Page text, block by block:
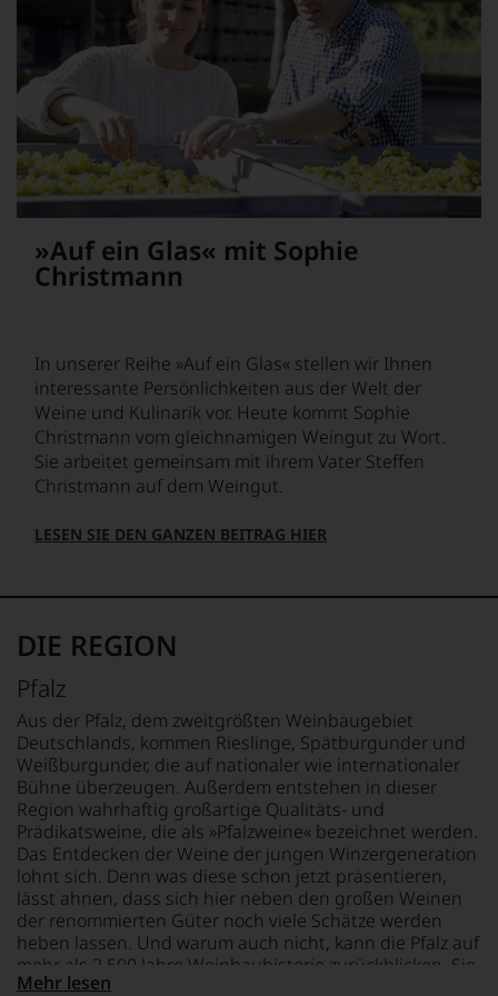
Einschätzungen
einzelner
Kritiker
verlassen
zu
müssen?
Unsere
Bewertungen
spiegeln
das
Ergebnis
unserer
Expertenrunde
Sie
auch
unsere
untenstehenden
Erläuterungen,
dann
wissen
dank
stets,
für
Wein
hier
genießen
können.
Natürlich
müssen
Sie
in
Zukunft
auf
R.
Parker
&
»Auf ein Glas« mit Sophie
Christmann
In unserer Reihe »Auf ein Glas« stellen wir Ihnen
interessante Persönlichkeiten aus der Welt der
Weine und Kulinarik vor. Heute kommt Sophie
Christmann vom gleichnamigen Weingut zu Wort.
Sie arbeitet gemeinsam mit ihrem Vater Steffen
Christmann auf dem Weingut.
LESEN SIE DEN GANZEN BEITRAG HIER
DIE REGION
Pfalz
Aus der Pfalz, dem zweitgrößten Weinbaugebiet
Deutschlands, kommen Rieslinge, Spätburgunder und
Weißburgunder, die auf nationaler wie internationaler
Bühne überzeugen. Außerdem entstehen in dieser
Region wahrhaftig großartige Qualitäts- und
Prädikatsweine, die als »Pfalzweine« bezeichnet werden.
Das Entdecken der Weine der jungen Winzergeneration
lohnt sich. Denn was diese schon jetzt präsentieren,
lässt ahnen, dass sich hier neben den großen Weinen
der renommierten Güter noch viele Schätze werden
heben lassen. Und warum auch nicht, kann die Pfalz auf
mehr als 2.500 Jahre Weinbauhistorie zurückblicken. Sie
verfügt über extrem vielfältige Bodenformationen und
Mehr lesen